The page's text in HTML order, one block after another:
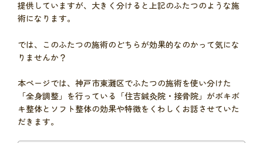
提供していますが、大きく分けると上記のふたつのような施
術になります。
では、このふたつの施術のどちらが効果的なのかって気にな
りませんか？
本ページでは、神戸市東灘区でふたつの施術を使い分けた
「全身調整」を行っている「住吉鍼灸院・接骨院」がボキボ
キ整体とソフト整体の効果や特徴をくわしくお話させていた
だきます。